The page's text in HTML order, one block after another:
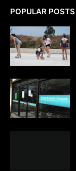
POPULAR POSTS